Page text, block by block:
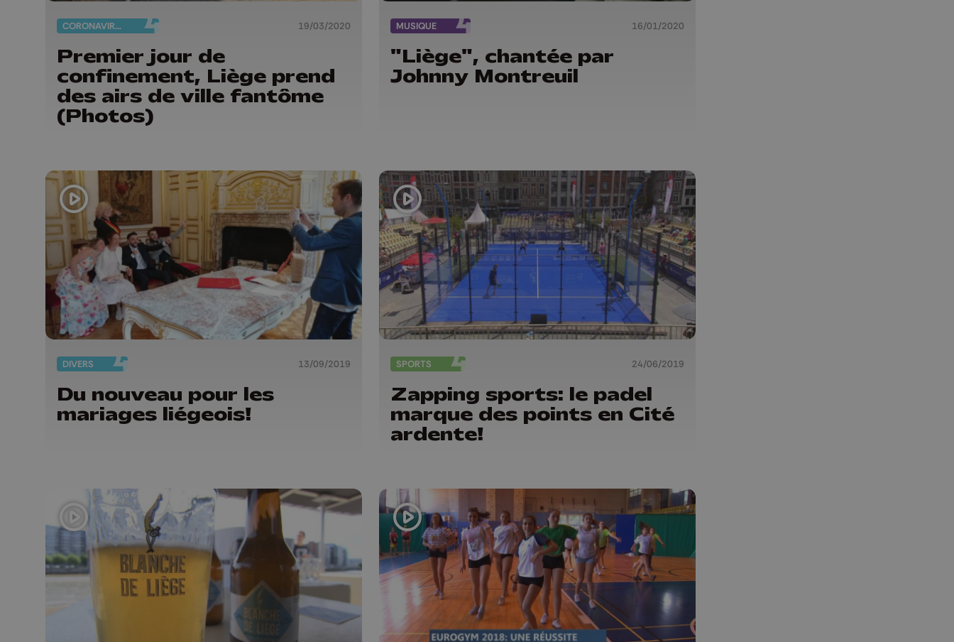
CORONAVIRUS 19/03/2020
Premier jour de
confinement, Liège prend
des airs de ville fantôme
(Photos)
MUSIQUE 16/01/2020
"Liège", chantée par
Johnny Montreuil
DIVERS 13/09/2019
Du nouveau pour les
mariages liégeois!
SPORTS 24/06/2019
Zapping sports: le padel
marque des points en Cité
ardente!